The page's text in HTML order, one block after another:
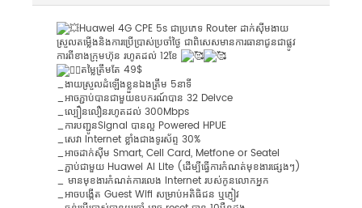
Huawei 4G CPE 5s ជាប្រភេទ Router ដាក់សុីមងាយ
ស្រួលតម្លើងនិងការប្រើប្រាស់ប្រចាំថ្ងៃ​ ជាពិសេសមានការធានាជូនជាផ្លូវ
ការពីខាងក្រុមហ៊ុន​ រហូតដល់ 12ខែ​​
តម្លៃត្រឹមតែ​ 49$
_ងាយស្រួលដំឡើងខ្លួនឯងត្រឹម 5នាទី
_អាចភ្ជាប់បានជាមួយឧបករណ៍បាន 32 Deivce
_ល្បឿនលឿនរហូតដល់ 300Mbps
_ការបញ្ជូនSignal បានល្អ ​Powered HPUE
_សេវា Internet ខ្លាំងជាងទូរស័ព្ទ 30%
_អាចដាក់សុីម Smart, Cell Card, Metfone or Seatel
_ភ្ជាប់ជាមួយ Huawei AI Lite (ដើម្បីធ្វើការកំណត់មុខងារផ្សេងៗ)​
_ មានមុខងារកំណត់ការលេង Internet របស់កូនលោកអ្នក
_អាចបង្កើត Guest Wifi សម្រាប់អតិធិជន ឬភ្ញៀវ